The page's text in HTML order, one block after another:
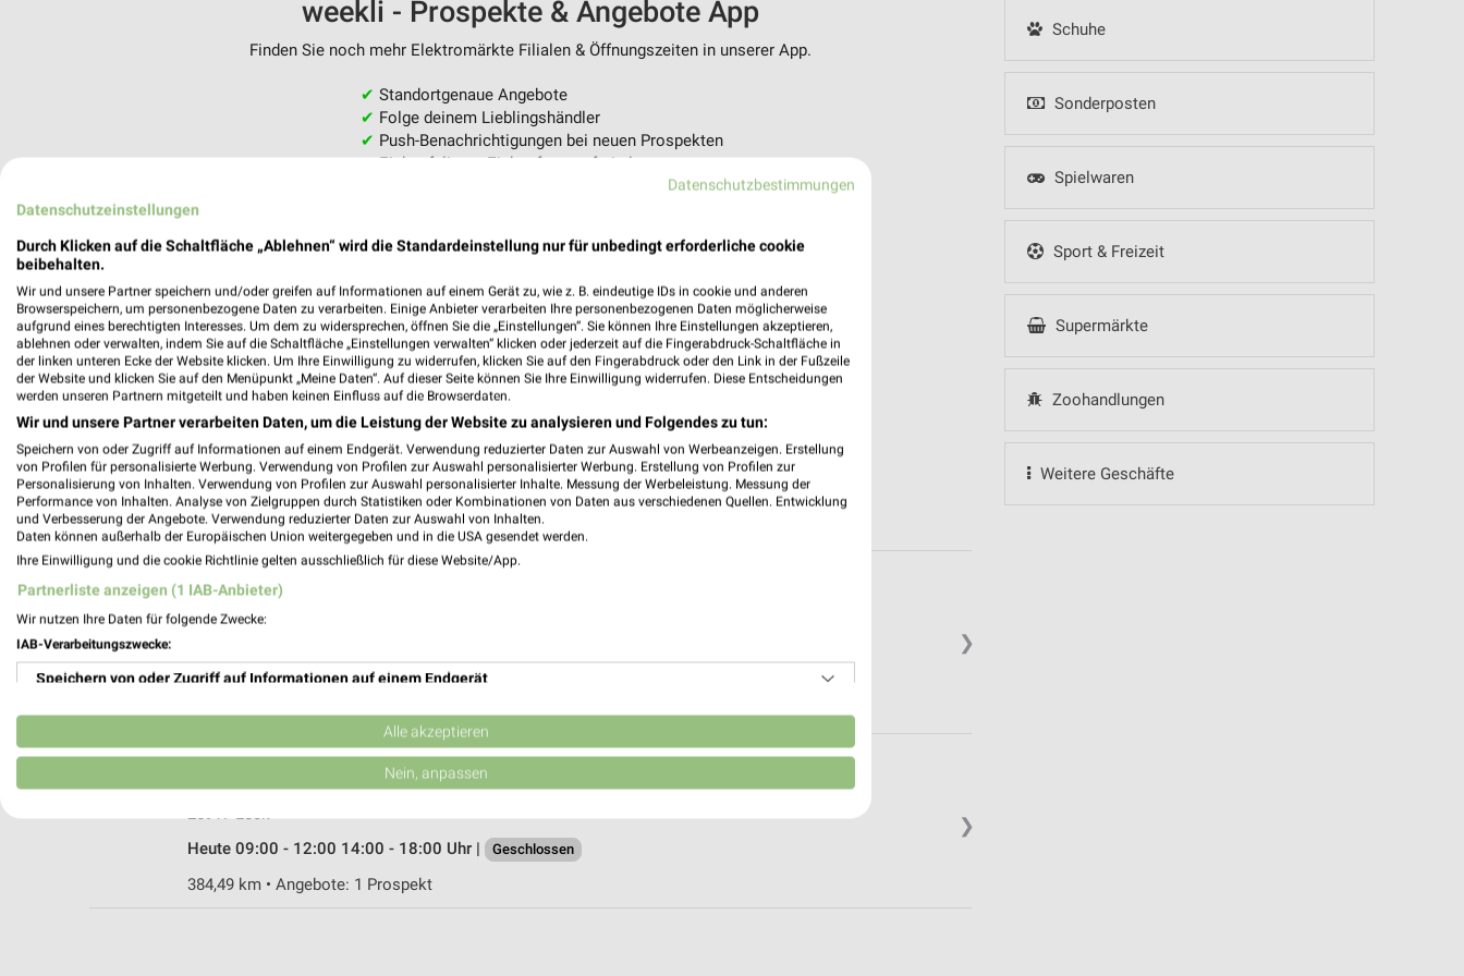
Schuhe
Sonderposten
Spielwaren
Sport & Freizeit
Supermärkte
Zoohandlungen
Weitere Geschäfte
weekli - Prospekte & Angebote App
Finden Sie noch mehr Elektromärkte Filialen & Öffnungszeiten in unserer App.
✔ Standortgenaue Angebote
✔ Folge deinem Lieblingshändler
✔ Push-Benachrichtigungen bei neuen Prospekten
✔Einkaufsliste - Einkauf stressfrei planen
❯
EURONICS XXL Husum
25813 Husum
Heute 10:00 - 19:00 Uhr | Geschlossen
❯
Hauptstr. 11
25917 Leck
Heute 09:00 - 12:00 14:00 - 18:00 Uhr |
Geschlossen
384,49 km • Angebote: 1 Prospekt
Datenschutzbestimmungen
Datenschutzeinstellungen
Durch Klicken auf die Schaltfläche „Ablehnen“ wird die Standardeinstellung nur für unbedingt erforderliche cookie
beibehalten.
Wir und unsere Partner speichern und/oder greifen auf Informationen auf einem Gerät zu, wie z. B. eindeutige IDs in cookie und anderen
Browserspeichern, um personenbezogene Daten zu verarbeiten. Einige Anbieter verarbeiten Ihre personenbezogenen Daten möglicherweise
aufgrund eines berechtigten Interesses. Um dem zu widersprechen, öffnen Sie die „Einstellungen“. Sie können Ihre Einstellungen akzeptieren,
ablehnen oder verwalten, indem Sie auf die Schaltfläche „Einstellungen verwalten“ klicken oder jederzeit auf die Fingerabdruck-Schaltfläche in
der linken unteren Ecke der Website klicken. Um Ihre Einwilligung zu widerrufen, klicken Sie auf den Fingerabdruck oder den Link in der Fußzeile
der Website und klicken Sie auf den Menüpunkt „Meine Daten“. Auf dieser Seite können Sie Ihre Einwilligung widerrufen. Diese Entscheidungen
werden unseren Partnern mitgeteilt und haben keinen Einfluss auf die Browserdaten.
Wir und unsere Partner verarbeiten Daten, um die Leistung der Website zu analysieren und Folgendes zu tun:
Speichern von oder Zugriff auf Informationen auf einem Endgerät. Verwendung reduzierter Daten zur Auswahl von Werbeanzeigen. Erstellung
von Profilen für personalisierte Werbung. Verwendung von Profilen zur Auswahl personalisierter Werbung. Erstellung von Profilen zur
Personalisierung von Inhalten. Verwendung von Profilen zur Auswahl personalisierter Inhalte. Messung der Werbeleistung. Messung der
Performance von Inhalten. Analyse von Zielgruppen durch Statistiken oder Kombinationen von Daten aus verschiedenen Quellen. Entwicklung
und Verbesserung der Angebote. Verwendung reduzierter Daten zur Auswahl von Inhalten.
Daten können außerhalb der Europäischen Union weitergegeben und in die USA gesendet werden.
Ihre Einwilligung und die cookie Richtlinie gelten ausschließlich für diese Website/App.
Partnerliste anzeigen (1 IAB-Anbieter)
Wir nutzen Ihre Daten für folgende Zwecke:
IAB-Verarbeitungszwecke:
Speichern von oder Zugriff auf Informationen auf einem Endgerät
Verwendung reduzierter Daten zur Auswahl von Werbeanzeigen
Erstellung von Profilen für personalisierte Werbung
Erstellung von Profilen zur Personalisierung von Inhalten
Alle akzeptieren
Nein, anpassen